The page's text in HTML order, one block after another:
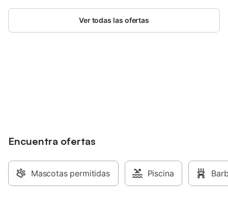
private parking and free WiFi. The
apartment features a hot tub and a tour
Ver todas las ofertas
Encuentra ofertas
Mascotas permitidas Piscina